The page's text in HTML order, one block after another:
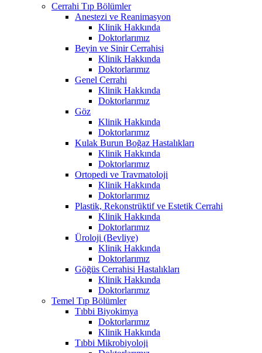
Cerrahi Tıp Bölümler
Anestezi ve Reanimasyon
Klinik Hakkında
Doktorlarımız
Beyin ve Sinir Cerrahisi
Klinik Hakkında
Doktorlarımız
Genel Cerrahi
Klinik Hakkında
Doktorlarımız
Göz
Klinik Hakkında
Doktorlarımız
Kulak Burun Boğaz Hastalıkları
Klinik Hakkında
Doktorlarımız
Ortopedi ve Travmatoloji
Klinik Hakkında
Doktorlarımız
Plastik, Rekonstrüktif ve Estetik Cerrahi
Klinik Hakkında
Doktorlarımız
Üroloji (Bevliye)
Klinik Hakkında
Doktorlarımız
Göğüs Cerrahisi Hastalıkları
Klinik Hakkında
Doktorlarımız
Temel Tıp Bölümler
Tıbbi Biyokimya
Doktorlarımız
Klinik Hakkında
Tıbbi Mikrobiyoloji